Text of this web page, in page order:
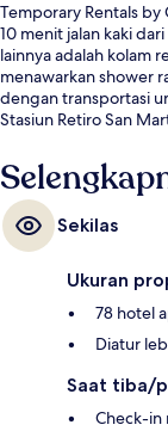
Temporary Rentals by
10 menit jalan kaki
lainnya adalah kolam
menawarkan shower
dengan transportasi
Stasiun Retiro San
Sekilas
Ukuran
78 hotel
Diatur
Saat tiba/
Check-in